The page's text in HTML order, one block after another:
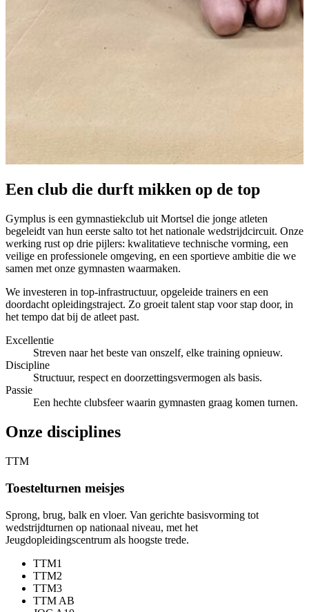
Een club die durft mikken op de top
Gymplus is een gymnastiekclub uit Mortsel die jonge atleten
begeleidt van hun eerste salto tot het nationale wedstrijdcircuit. Onze
werking rust op drie pijlers: kwalitatieve technische vorming, een
veilige en professionele omgeving, en een sportieve ambitie die we
samen met onze gymnasten waarmaken.
We investeren in top-infrastructuur, opgeleide trainers en een
doordacht opleidingstraject. Zo groeit talent stap voor stap door, in
het tempo dat bij de atleet past.
Excellentie
Streven naar het beste van onszelf, elke training opnieuw.
Discipline
Structuur, respect en doorzettingsvermogen als basis.
Passie
Een hechte clubsfeer waarin gymnasten graag komen turnen.
Onze disciplines
TTM
Toestelturnen meisjes
Sprong, brug, balk en vloer. Van gerichte basisvorming tot
wedstrijdturnen op nationaal niveau, met het
Jeugdopleidingscentrum als hoogste trede.
TTM1
TTM2
TTM3
TTM AB